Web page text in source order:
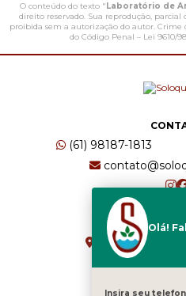
O conteúdo do texto " Laboratório de
direito reservado. Sua reprodução,
proibida sem a autorização do autor. Crime
do Código Penal – Lei 9610/
(61) 98187-1813
CRS 511 Sul, Bl
Brasília - DF -
Olá!
Insira seu